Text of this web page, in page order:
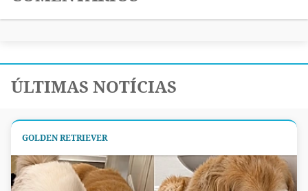
ÚLTIMAS NOTÍCIAS
GOLDEN RETRIEVER